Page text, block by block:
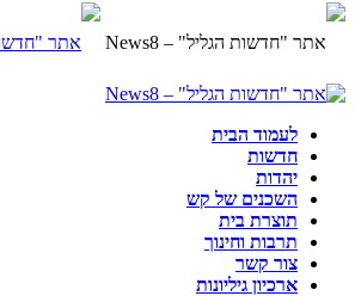
לעמוד הבית
חדשות
יהדות
השכנים של קש
תוצרת בית
תרבות וחינוך
צור קשר
ארכיון גיליונות